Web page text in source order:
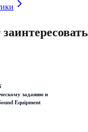
заданию и
Equipment